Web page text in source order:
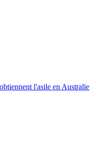
l'asile en Australie